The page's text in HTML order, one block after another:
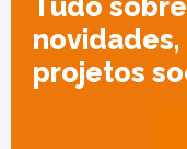
Tudo
projetos